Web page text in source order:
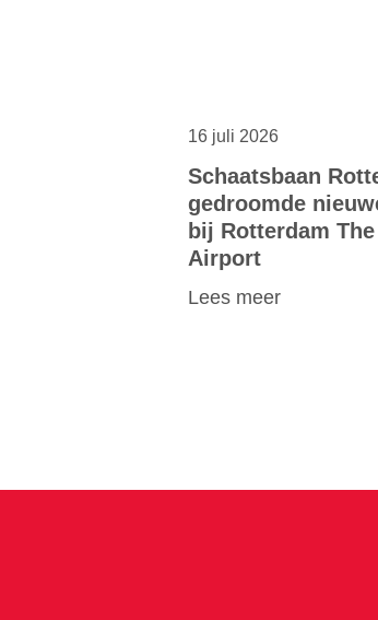
16 juli 2026
Schaatsbaan
gedroomde
bij Rotterdam
Airport
Lees meer